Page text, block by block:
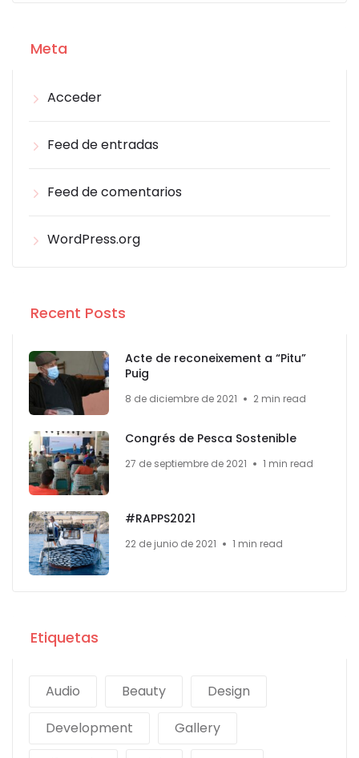
Meta
Acceder
Feed de entradas
Feed de comentarios
WordPress.org
Recent Posts
Acte de reconeixement a “Pitu”
Puig
8 de diciembre de 2021 2 min read
Congrés de Pesca Sostenible
27 de septiembre de 2021 1 min read
#RAPPS2021
22 de junio de 2021 1 min read
Etiquetas
Audio Beauty
Design
Development
Gallery